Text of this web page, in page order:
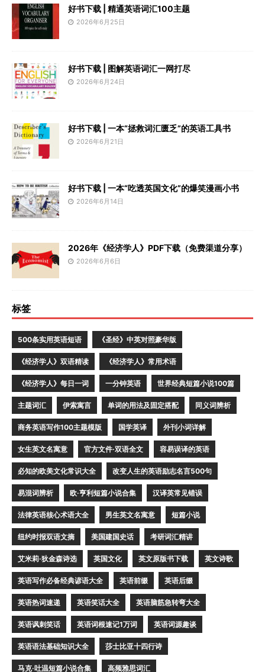
好书下载 | 精通英语词汇100主题
2026年6月25日
好书下载 | 图解英语词汇一网打尽
2026年6月24日
好书下载 | 一本“拯救词汇匮乏”的英语工具书
2026年6月21日
好书下载 | 一本“吃透英国文化”的爆笑漫画小书
2026年6月14日
2026年《经济学人》PDF下载（免费渠道分享）
2026年6月6日
标签
500条实用英语短语 《圣经》中英对照豪华版
《经济学人》双语精读 《经济学人》常用术语
《经济学人》每日一词 一分钟英语 世界经典短篇小说100篇
主题词汇 伊索寓言 单词的用法及固定搭配 同义词辨析
商务英语写作100主题模版 国学英译 外刊小词详解
女生英文名寓意 官方文件·双语全文 容易误译的英语
必知的欧美文化常识大全 改变人生的英语励志名言500句
易混词辨析 欧·亨利短篇小说合集 汉译英常见错误
法律英语核心术语大全 男生英文名寓意 短篇小说
纽约时报双语文摘 美国建国史话 考研词汇精讲
艾米莉·狄金森诗选 英国文化 英文原版书下载 英文诗歌
英语写作必备经典谚语大全 英语前缀 英语后缀
英语热词速递 英语笑话大全 英语脑筋急转弯大全
英语讽刺笑话 英语词根速记1万词 英语词源趣谈
英语语法基础知识大全 莎士比亚十四行诗
马克·吐温短篇小说合集 高频雅思词汇